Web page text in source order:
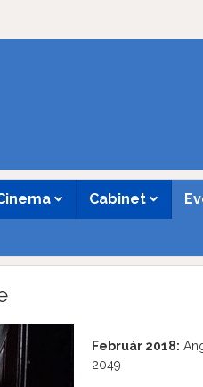
Cabinet
Február 2018:
2049